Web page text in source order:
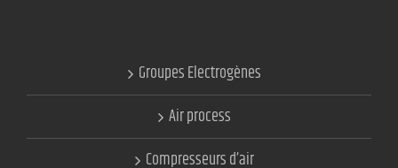
Groupes Electrogènes
Air process
Compresseurs d’air